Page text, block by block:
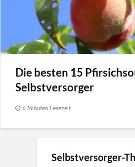
Die besten 15
Selbstversorger
6 Minuten Lesezeit
Selbstversorger-